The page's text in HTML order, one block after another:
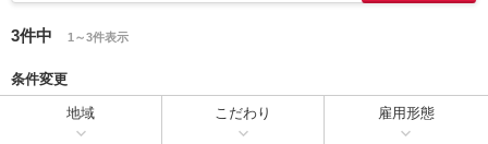
3件中 1～3件表示
条件変更
地域 こだわり 雇用形態